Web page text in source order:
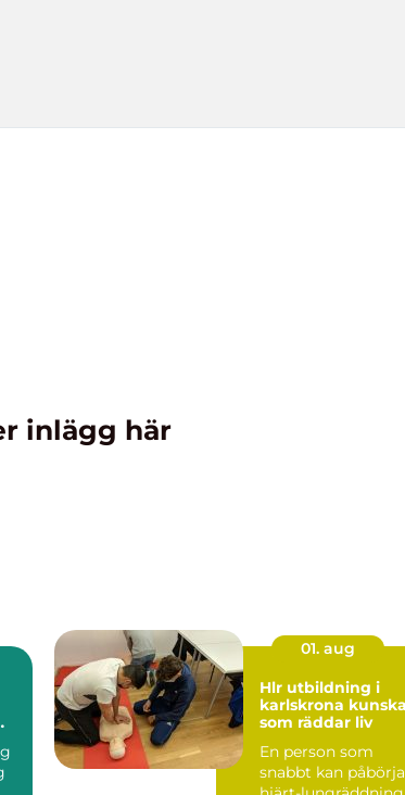
inlägg här
01. aug
Hlr utbildning i
karlskrona kunskap
som räddar liv
En person som
snabbt kan påbörja